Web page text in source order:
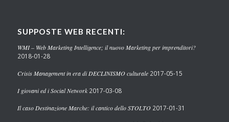
SUPPOSTE WEB RECENTI:
WMI – Web Marketing Intelligence; il nuovo Marketing per imprenditori?
2018-01-28
Crisis Management in era di DECLINISMO culturale 2017-05-15
I giovani ed i Social Network 2017-03-08
Il caso Destinazione Marche: il cantico dello STOLTO 2017-01-31